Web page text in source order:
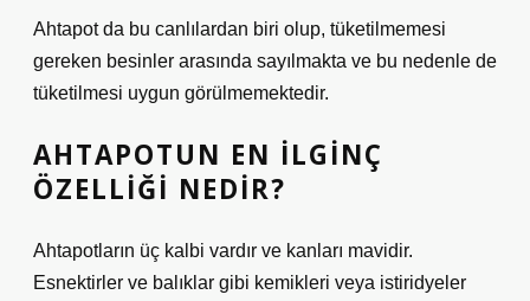
Ahtapot da bu canlılardan biri olup, tüketilmemesi
gereken besinler arasında sayılmakta ve bu nedenle de
tüketilmesi uygun görülmemektedir.
AHTAPOTUN EN ILGINÇ
ÖZELLIĞI NEDIR?
Ahtapotların üç kalbi vardır ve kanları mavidir.
Esnektirler ve balıklar gibi kemikleri veya istiridyeler